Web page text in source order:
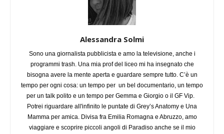
Alessandra Solmi
Sono una giornalista pubblicista e amo la televisione, anche i
programmi trash. Una mia prof del liceo mi ha insegnato che
bisogna avere la mente aperta e guardare sempre tutto. C’è un
tempo per ogni cosa: un tempo per un bel documentario, un tempo
per un talk polito e un tempo per Gemma e Giorgio o il GF Vip.
Potrei riguardare all'infinito le puntate di Grey’s Anatomy e Una
Mamma per amica. Divisa fra Emilia Romagna e Abruzzo, amo
viaggiare e scoprire piccoli angoli di Paradiso anche se il mio